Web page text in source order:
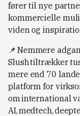
fører til nye
kommercielle
viden og
📌 Nemmere
Slush tiltrækker
mere end 70
platform for
om international
AI, medtech,